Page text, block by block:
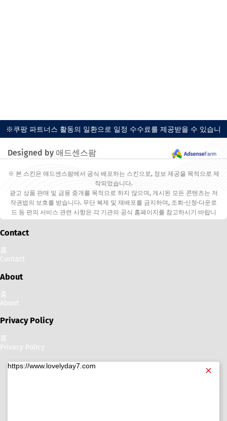
※쿠팡 파트너스 활동의 일환으로 일정 수수료를 제공받을 수 있습니
Designed by 애드센스팜
※ 본 스킨은 애드센스팜에서 공식 배포하는 스킨으로, 정보 제공을 목적으로 제
작되었습니다.
광고 상품 판매 및 금융 중개를 목적으로 하지 않으며, 게시된 모든 콘텐츠는 저
작권법의 보호를 받습니다. 무단 복제 및 재배포를 금지하며, 조회·신청·다운로
드 등 편의 서비스 관련 사항은 각 기관의 공식 홈페이지를 참고하시기 바랍니
Contact
홈
Contact
About
홈
About
Privacy Policy
홈
Privacy Policy
✕
https://www.lovelyday7.com